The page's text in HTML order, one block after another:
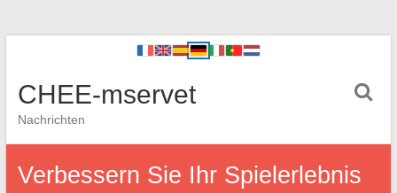
CHEE-mservet
Nachrichten
Verbessern Sie Ihr Spielerlebnis